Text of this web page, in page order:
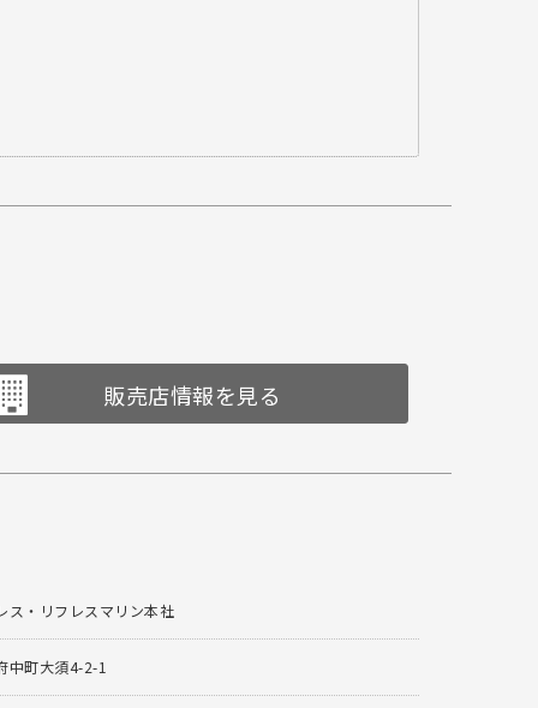
販売店情報を見る
ス・リフレスマリン本社
中町大須4-2-1